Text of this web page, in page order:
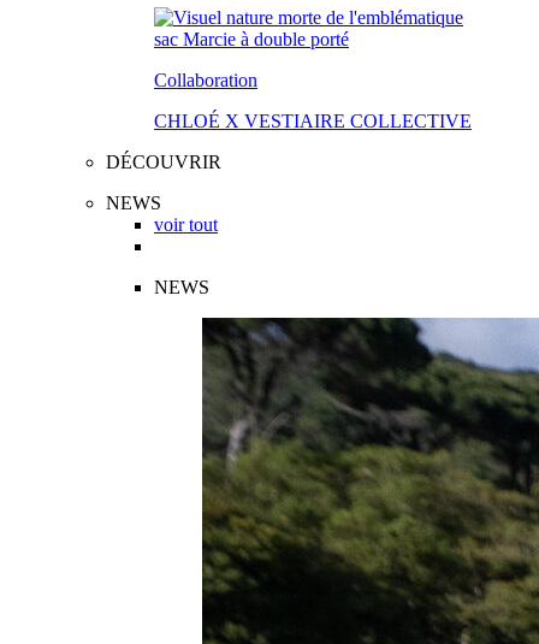
Collaboration
CHLOÉ X VESTIAIRE COLLECTIVE
DÉCOUVRIR
NEWS
voir tout
NEWS